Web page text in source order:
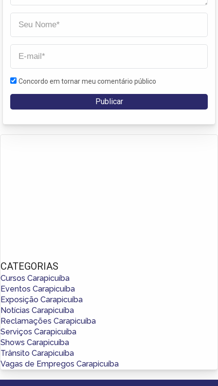
Concordo em tornar meu comentário público
CATEGORIAS
Cursos Carapicuíba
Eventos Carapicuíba
Exposição Carapicuíba
Notícias Carapicuíba
Reclamações Carapicuíba
Serviços Carapicuíba
Shows Carapicuíba
Trânsito Carapicuíba
Vagas de Empregos Carapicuíba